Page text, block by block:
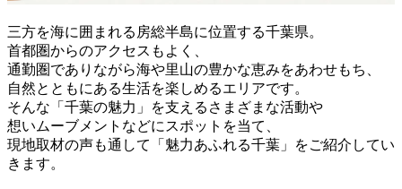
三方を海に囲まれる房総半島に位置する千葉県。
首都圏からのアクセスもよく、
通勤圏でありながら海や里山の豊かな恵みをあわせもち、
自然とともにある生活を楽しめるエリアです。
そんな「千葉の魅力」を支えるさまざまな活動や
想いムーブメントなどにスポットを当て、
現地取材の声も通して「魅力あふれる千葉」をご紹介してい
きます。